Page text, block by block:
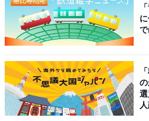
また、天才軍師らしく常に冷静
クターながら、時にシュールな
は、普段クールな役柄を演じる
たな一面も披露することになり
回答者からは、「向井理と言え